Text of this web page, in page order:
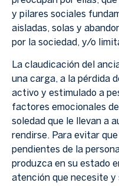
y pilares sociales
aisladas, solas y
por la sociedad, y/o
La claudicación del
una carga, a la pérdida
activo y estimulado a
factores emocionales
soledad que le llevan a
rendirse. Para evitar
pendientes de la
produzca en su estado
atención que necesite y